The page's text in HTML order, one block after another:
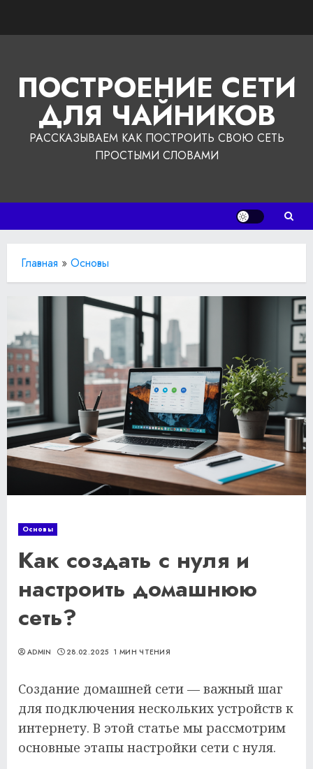
ПОСТРОЕНИЕ СЕТИ
ДЛЯ ЧАЙНИКОВ
РАССКАЗЫВАЕМ КАК ПОСТРОИТЬ СВОЮ СЕТЬ
ПРОСТЫМИ СЛОВАМИ
Главная » Основы
Основы
Как создать с нуля и
настроить домашнюю
сеть?
ADMIN 28.02.2025 1 МИН ЧТЕНИЯ
Создание домашней сети — важный шаг
для подключения нескольких устройств к
интернету. В этой статье мы рассмотрим
основные этапы настройки сети с нуля.